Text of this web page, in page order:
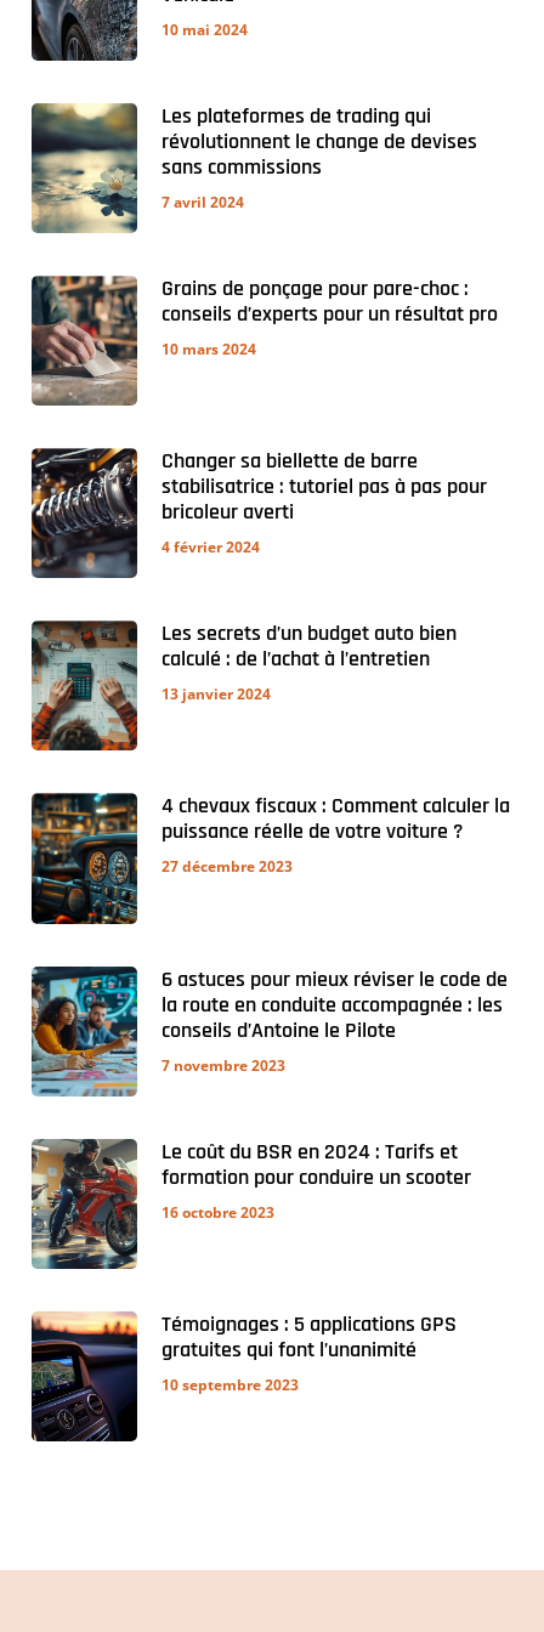
10 mai 2024
Les plateformes de trading qui
révolutionnent le change de devises
sans commissions
7 avril 2024
Grains de ponçage pour pare-choc :
conseils d’experts pour un résultat pro
10 mars 2024
Changer sa biellette de barre
stabilisatrice : tutoriel pas à pas pour
bricoleur averti
4 février 2024
Les secrets d’un budget auto bien
calculé : de l’achat à l’entretien
13 janvier 2024
4 chevaux fiscaux : Comment calculer la
puissance réelle de votre voiture ?
27 décembre 2023
6 astuces pour mieux réviser le code de
la route en conduite accompagnée : les
conseils d’Antoine le Pilote
7 novembre 2023
Le coût du BSR en 2024 : Tarifs et
formation pour conduire un scooter
16 octobre 2023
Témoignages : 5 applications GPS
gratuites qui font l’unanimité
10 septembre 2023